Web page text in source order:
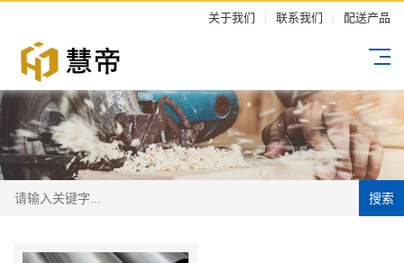
关于我们 | 联系我们 | 配送产品
搜索